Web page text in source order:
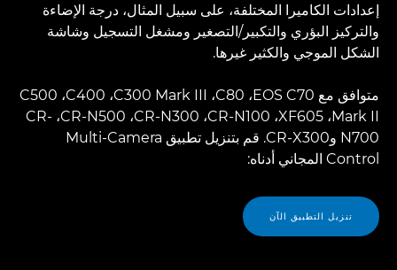
إعدادات الكاميرا المختلفة، على سبيل المثال، درجة الإضاءة
والتركيز البؤري والتكبير/التصغير ومشغل التسجيل وشاشة
الشكل الموجي والكثير غيرها.
متوافق مع EOS C70،‏ C80،‏ C300 Mark III،‏ C400،‏ C500
Mark II،‏ XF605،‏ CR-N100،‏ CR-N300،‏ CR-N500،‏ CR-
N700 وCR-X300. قم بتنزيل تطبيق Multi-Camera
Control المجاني أدناه:
تنزيل التطبيق الآن